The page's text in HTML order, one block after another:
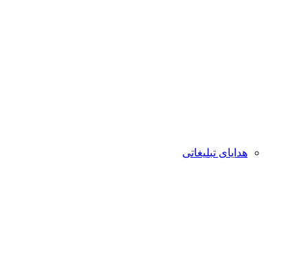
هدایای تبلیغاتی